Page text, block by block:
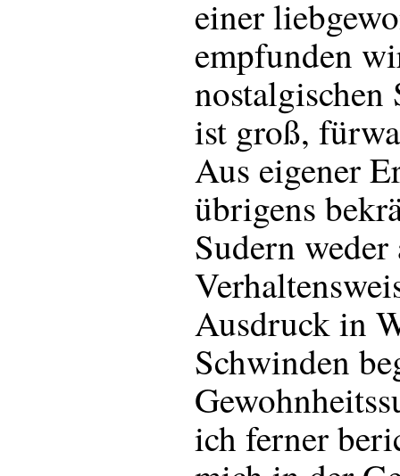
einer
empfunden
nostalgischen
ist groß,
Aus eigener
übrigens
Sudern weder
Ausdruck in
Schwinden
ich ferner